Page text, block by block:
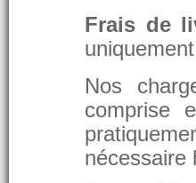
Frais de
Nos
comprise
nécessaire